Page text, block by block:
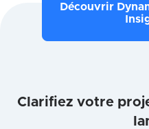
Découvrir
Clarifiez votre